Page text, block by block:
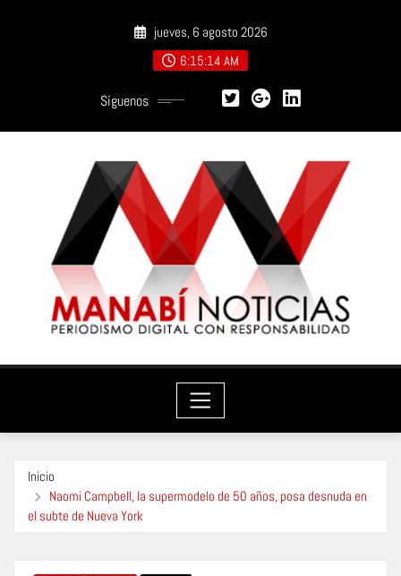
jueves, 6 agosto 2026
6:15:15 AM
Síguenos
Inicio
Naomi Campbell, la supermodelo de 50 años, posa desnuda en
el subte de Nueva York